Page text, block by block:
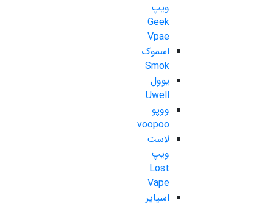
ویپ
Geek
Vpae
اسموک
Smok
یوول
Uwell
ووپو
voopoo
لاست
ویپ
Lost
Vape
اسپایر